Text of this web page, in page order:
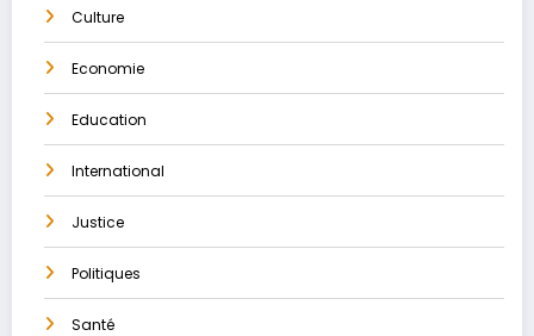
Culture
Economie
Education
International
Justice
Politiques
Santé